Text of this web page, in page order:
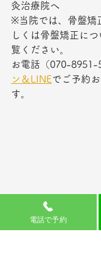
灸治療院へ
※当院では、骨盤矯
しくは骨盤矯正につ
覧ください。
お電話（070-8951-
ン ＆ LINEでご予約
す。
電話で予約